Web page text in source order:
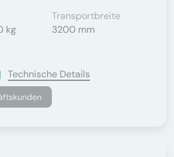
kg
Transportbreite
3200 mm
Technische Details